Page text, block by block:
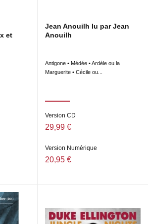
et
Jean Anouilh lu par Jean
Anouilh
Antigone • Médée • Ardèle ou la
Marguerite • Cécile ou...
Version CD
29,99 €
Version Numérique
20,95 €